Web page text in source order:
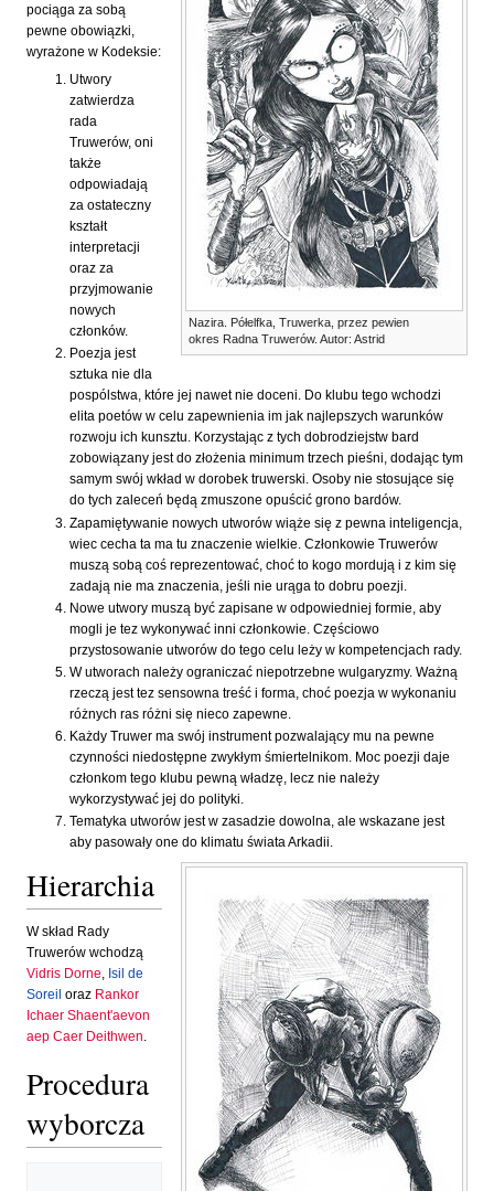
Nazira. Półelfka, Truwerka, przez pewien
okres Radna Truwerów. Autor: Astrid
pociąga za sobą
pewne obowiązki,
wyrażone w Kodeksie:
Utwory
zatwierdza
rada
Truwerów, oni
także
odpowiadają
za ostateczny
kształt
interpretacji
oraz za
przyjmowanie
nowych
członków.
Poezja jest
sztuka nie dla
pospólstwa, które jej nawet nie doceni. Do klubu tego wchodzi
elita poetów w celu zapewnienia im jak najlepszych warunków
rozwoju ich kunsztu. Korzystając z tych dobrodziejstw bard
zobowiązany jest do złożenia minimum trzech pieśni, dodając tym
samym swój wkład w dorobek truwerski. Osoby nie stosujące się
do tych zaleceń będą zmuszone opuścić grono bardów.
Zapamiętywanie nowych utworów wiąże się z pewna inteligencja,
wiec cecha ta ma tu znaczenie wielkie. Członkowie Truwerów
muszą sobą coś reprezentować, choć to kogo mordują i z kim się
zadają nie ma znaczenia, jeśli nie urąga to dobru poezji.
Nowe utwory muszą być zapisane w odpowiedniej formie, aby
mogli je tez wykonywać inni członkowie. Częściowo
przystosowanie utworów do tego celu leży w kompetencjach rady.
W utworach należy ograniczać niepotrzebne wulgaryzmy. Ważną
rzeczą jest tez sensowna treść i forma, choć poezja w wykonaniu
różnych ras różni się nieco zapewne.
Każdy Truwer ma swój instrument pozwalający mu na pewne
czynności niedostępne zwykłym śmiertelnikom. Moc poezji daje
członkom tego klubu pewną władzę, lecz nie należy
wykorzystywać jej do polityki.
Tematyka utworów jest w zasadzie dowolna, ale wskazane jest
aby pasowały one do klimatu świata Arkadii.
Hierarchia
W skład Rady
Truwerów wchodzą
Vidris Dorne, Isil de
Soreil oraz Rankor
Ichaer Shaent'aevon
aep Caer Deithwen.
Procedura
wyborcza